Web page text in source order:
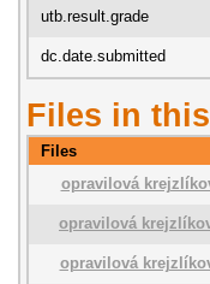
utb.result.grade
dc.date.submitted
Files in
Files
opravilová
opravilová
opravilová